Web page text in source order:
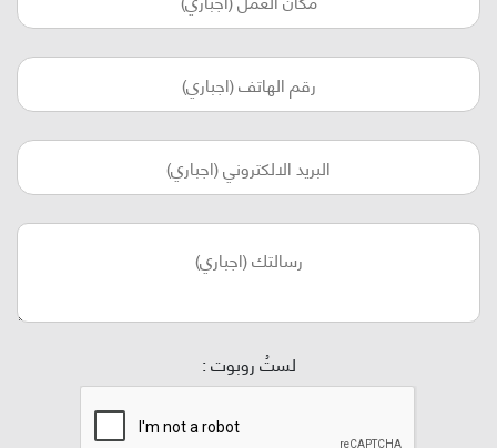
لستُ روبوت :